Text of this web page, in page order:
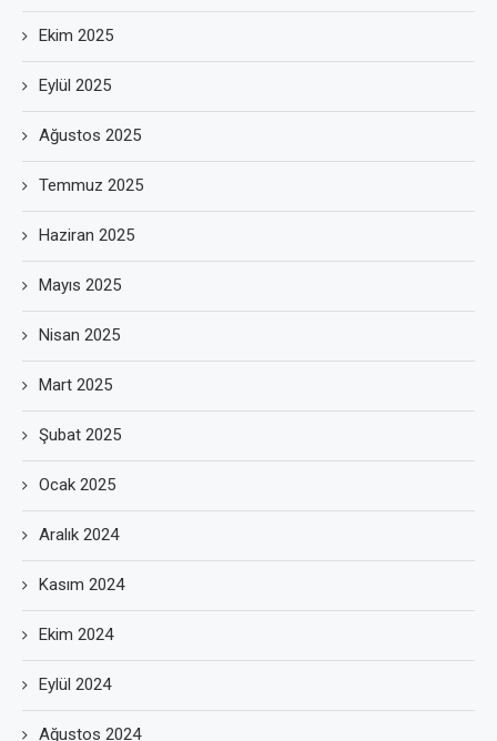
Ekim 2025
Eylül 2025
Ağustos 2025
Temmuz 2025
Haziran 2025
Mayıs 2025
Nisan 2025
Mart 2025
Şubat 2025
Ocak 2025
Aralık 2024
Kasım 2024
Ekim 2024
Eylül 2024
Ağustos 2024